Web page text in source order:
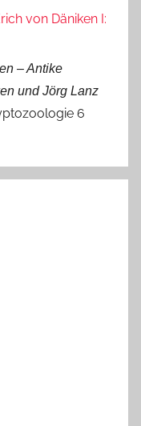
von Däniken I:
‒ Antike
und Jörg Lanz
6